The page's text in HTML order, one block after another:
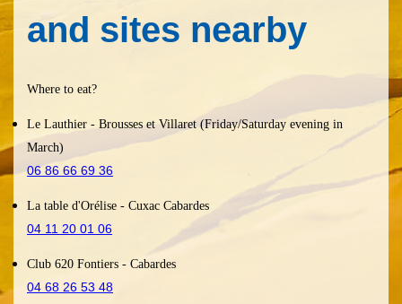
and sites nearby
Where to eat?
Le Lauthier - Brousses et Villaret (Friday/Saturday evening in
March)
06 86 66 69 36
La table d'Orélise - Cuxac Cabardes
04 11 20 01 06
Club 620 Fontiers - Cabardes
04 68 26 53 48